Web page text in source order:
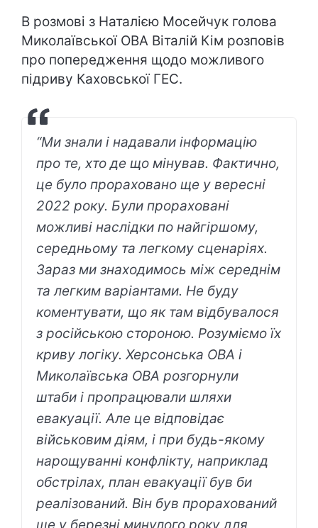
В розмові з Наталією Мосейчук голова
Миколаївської ОВА Віталій Кім розповів
про попередження щодо можливого
підриву Каховської ГЕС.
“Ми знали і надавали інформацію
про те, хто де що мінував. Фактично,
це було прораховано ще у вересні
2022 року. Були прораховані
можливі наслідки по найгіршому,
середньому та легкому сценаріях.
Зараз ми знаходимось між середнім
та легким варіантами. Не буду
коментувати, що як там відбувалося
з російською стороною. Розуміємо їх
криву логіку. Херсонська ОВА і
Миколаївська ОВА розгорнули
штаби і пропрацювали шляхи
евакуації. Але це відповідає
військовим діям, і при будь-якому
нарощуванні конфлікту, наприклад
обстрілах, план евакуації був би
реалізований. Він був прорахований